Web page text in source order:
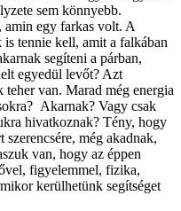
sem könnyebb.
amin egy farkas volt. A
is tennie kell, amit a falkában
segíteni a párban,
egyedül levőt? Azt
van. Marad még energia
Akarnak? Vagy csak
hivatkoznak? Tény, hogy
még akadnak,
van, hogy az éppen
figyelemmel, fizika,
kerülhetünk segítséget